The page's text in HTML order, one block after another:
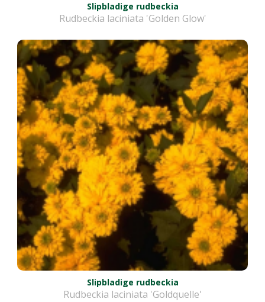
Slipbladige rudbeckia
Rudbeckia laciniata 'Golden Glow'
Slipbladige rudbeckia
Rudbeckia laciniata 'Goldquelle'